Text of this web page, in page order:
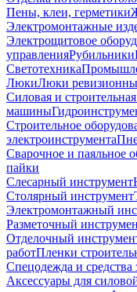
Пены, клеи, герметики
Электромонтажные
Электрощитовое
управленияРубильники
Светотехника
ЛюкиЛюки
Силовая и
машины
Строительное
электроинструмента
Сварочное и паяльное
пайки
Слесарный инструмент
Столярный инструмент
Электромонтажный
Разметочный
Отделочный
работПленки
Спецодежда и
Аксессуары для